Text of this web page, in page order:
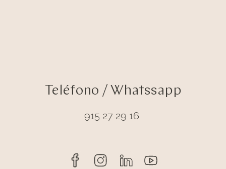
Teléfono / Whatssapp
915 27 29 16